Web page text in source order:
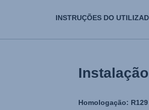
INSTRUÇÕES DO
Instalação
Homologação: R129